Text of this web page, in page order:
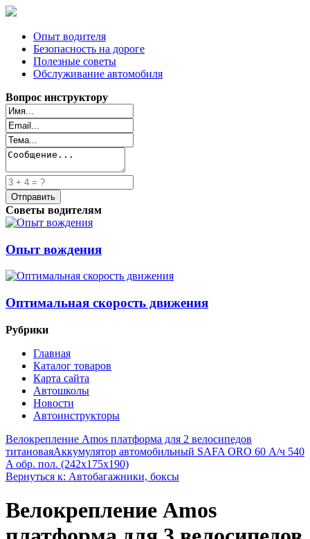
Опыт водителя
Безопасность на дороге
Полезные советы
Обслуживание автомобиля
Вопрос инструктору
Советы водителям
Опыт вождения
Оптимальная скорость движения
Рубрики
Главная
Каталог товаров
Карта сайта
Автошколы
Новости
Автоинструкторы
Велокрепление Amos платформа для 2 велосипедов
титановаяАккумулятор автомобильный SAFA ORO 60 А/ч 540
A обр. пол. (242x175x190)
Вернуться к: Автобагажники, боксы
Велокрепление Amos